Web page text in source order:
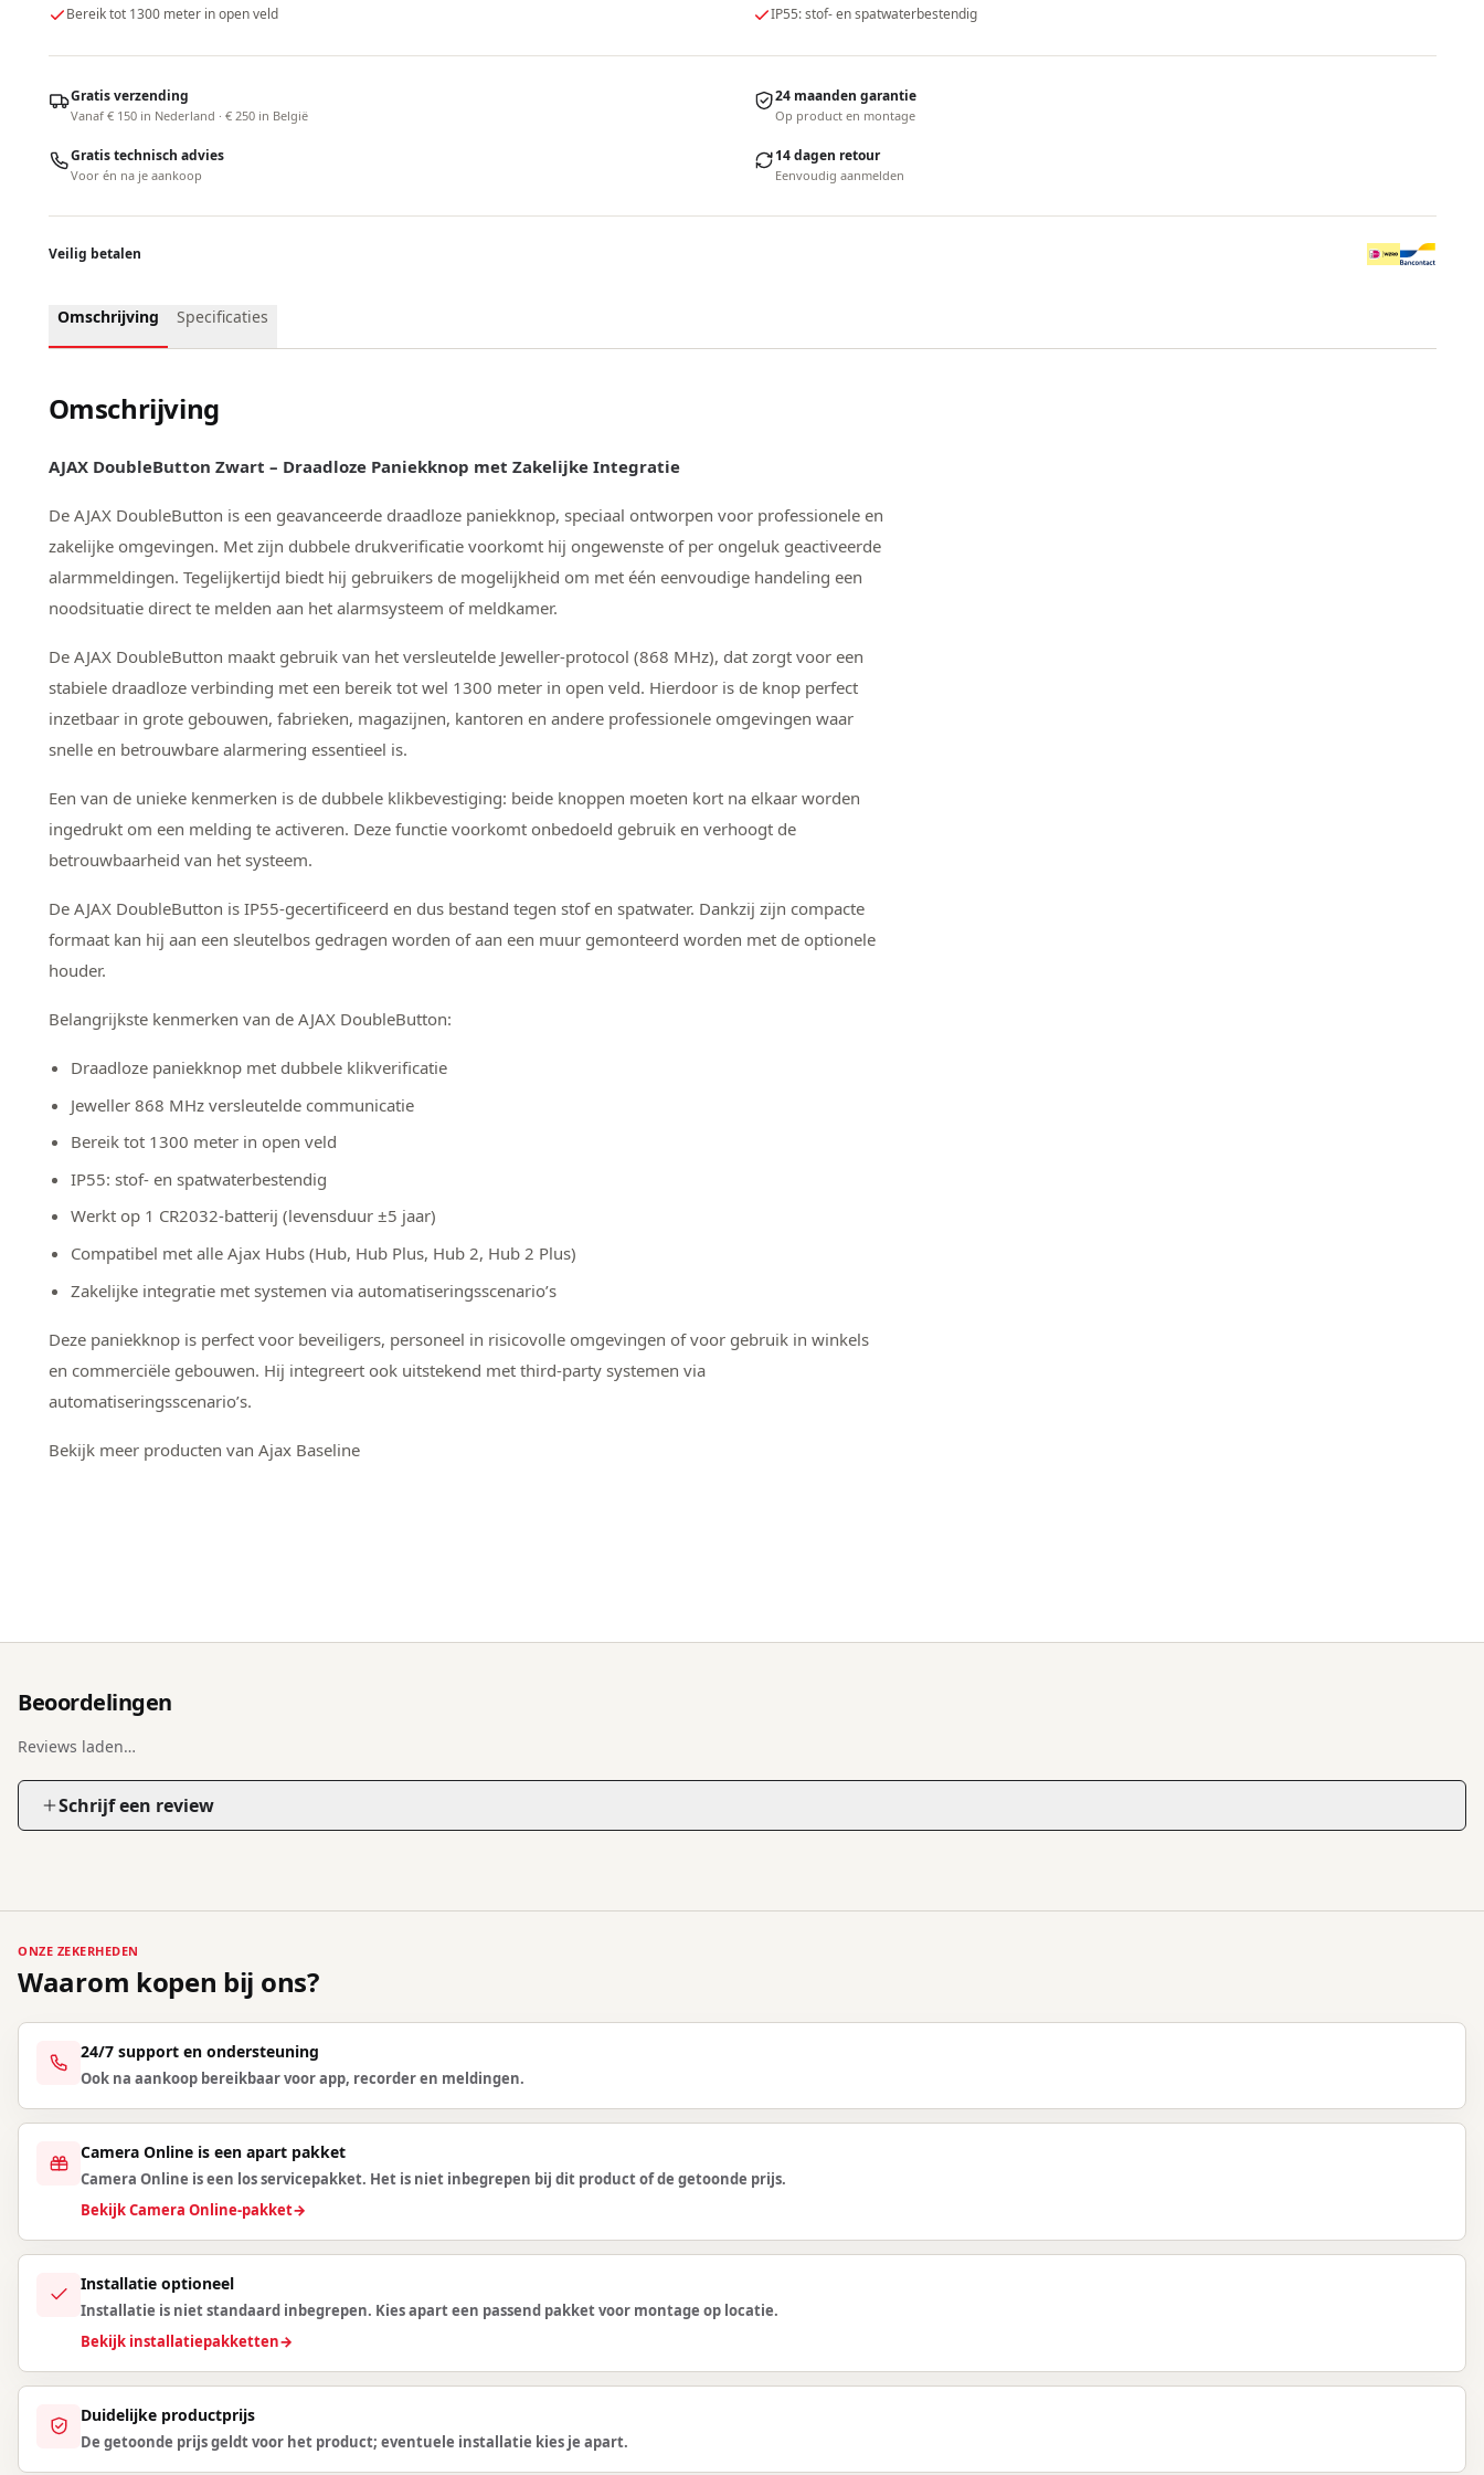
Bereik tot 1300 meter in open veld
IP55: stof- en spatwaterbestendig
Gratis verzending
Vanaf € 150 in Nederland · € 250 in België
24 maanden garantie
Op product en montage
Gratis technisch advies
Voor én na je aankoop
14 dagen retour
Eenvoudig aanmelden
Veilig betalen
Omschrijving Specificaties
Omschrijving
AJAX DoubleButton Zwart – Draadloze Paniekknop met Zakelijke Integratie
De AJAX DoubleButton is een geavanceerde draadloze paniekknop, speciaal ontworpen voor professionele en
zakelijke omgevingen. Met zijn dubbele drukverificatie voorkomt hij ongewenste of per ongeluk geactiveerde
alarmmeldingen. Tegelijkertijd biedt hij gebruikers de mogelijkheid om met één eenvoudige handeling een
noodsituatie direct te melden aan het alarmsysteem of meldkamer.
De AJAX DoubleButton maakt gebruik van het versleutelde Jeweller-protocol (868 MHz), dat zorgt voor een
stabiele draadloze verbinding met een bereik tot wel 1300 meter in open veld. Hierdoor is de knop perfect
inzetbaar in grote gebouwen, fabrieken, magazijnen, kantoren en andere professionele omgevingen waar
snelle en betrouwbare alarmering essentieel is.
Een van de unieke kenmerken is de dubbele klikbevestiging: beide knoppen moeten kort na elkaar worden
ingedrukt om een melding te activeren. Deze functie voorkomt onbedoeld gebruik en verhoogt de
betrouwbaarheid van het systeem.
De AJAX DoubleButton is IP55-gecertificeerd en dus bestand tegen stof en spatwater. Dankzij zijn compacte
formaat kan hij aan een sleutelbos gedragen worden of aan een muur gemonteerd worden met de optionele
houder.
Belangrijkste kenmerken van de AJAX DoubleButton:
Draadloze paniekknop met dubbele klikverificatie
Jeweller 868 MHz versleutelde communicatie
Bereik tot 1300 meter in open veld
IP55: stof- en spatwaterbestendig
Werkt op 1 CR2032-batterij (levensduur ±5 jaar)
Compatibel met alle Ajax Hubs (Hub, Hub Plus, Hub 2, Hub 2 Plus)
Zakelijke integratie met systemen via automatiseringsscenario’s
Deze paniekknop is perfect voor beveiligers, personeel in risicovolle omgevingen of voor gebruik in winkels
en commerciële gebouwen. Hij integreert ook uitstekend met third-party systemen via
automatiseringsscenario’s.
Bekijk meer producten van Ajax Baseline
Beoordelingen
Reviews laden…
Schrijf een review
ONZE ZEKERHEDEN
Waarom kopen bij ons?
24/7 support en ondersteuning
Ook na aankoop bereikbaar voor app, recorder en meldingen.
Camera Online is een apart pakket
Camera Online is een los servicepakket. Het is niet inbegrepen bij dit product of de getoonde prijs.
Bekijk Camera Online-pakket→
Installatie optioneel
Installatie is niet standaard inbegrepen. Kies apart een passend pakket voor montage op locatie.
Bekijk installatiepakketten→
Duidelijke productprijs
De getoonde prijs geldt voor het product; eventuele installatie kies je apart.